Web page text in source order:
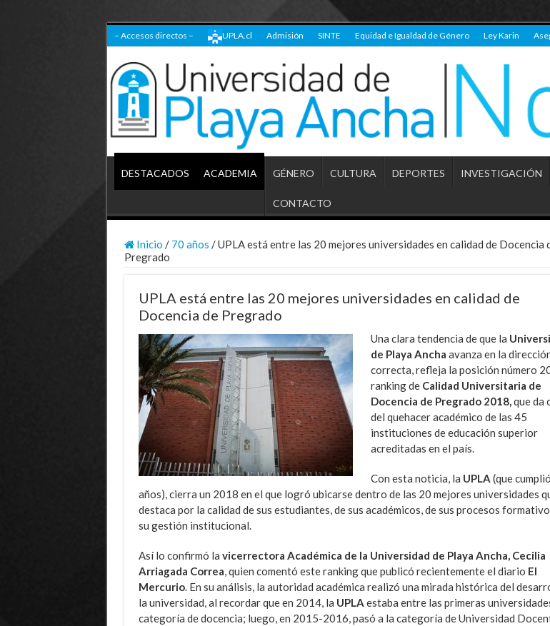
– Accesos directos – UPLA.cl Admisión SINTE Equidad e Igualdad de Género Ley Karin
DESTACADOS ACADEMIA GÉNERO CULTURA DEPORTES INVESTIGACIÓN
CONTACTO
Inicio / 70 años /UPLA está entre las 20 mejores universidades en calidad de Docencia
Pregrado
UPLA está entre las 20 mejores universidades en calidad de
Docencia de Pregrado
Una clara tendencia de que la
de Playa Ancha avanza en la
correcta, refleja la posición número
ranking de Calidad Universitaria de
Docencia de Pregrado 2018, que da
del quehacer académico de las 45
instituciones de educación superior
acreditadas en el país.
Con esta noticia, la UPLA (que
años), cierra un 2018 en el que logró ubicarse dentro de las 20 mejores universidades
destaca por la calidad de sus estudiantes, de sus académicos, de sus procesos
su gestión institucional.
Así lo confirmó la vicerrectora Académica de la Universidad de Playa Ancha, Cecilia
Arriagada Correa , quien comentó este ranking que publicó recientemente el diario El
Mercurio. En su análisis, la autoridad académica realizó una mirada histórica del
la universidad, al recordar que en 2014, la UPLA estaba entre las primeras
categoría de docencia; luego, en 2015-2016, pasó a la categoría de Universidad